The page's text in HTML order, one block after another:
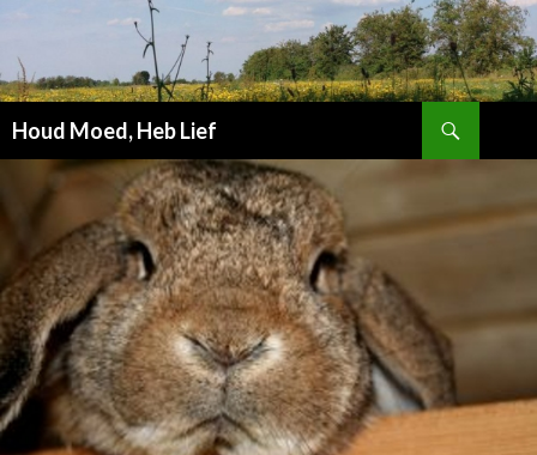
Houd Moed, Heb Lief
NAAR
INHOUD